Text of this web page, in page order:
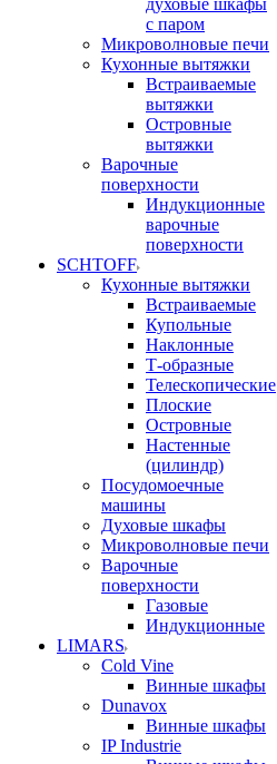
духовые шкафы
с паром
Микроволновые печи
Кухонные вытяжки
Встраиваемые
вытяжки
Островные
вытяжки
Варочные
поверхности
Индукционные
варочные
поверхности
SCHTOFF
Кухонные вытяжки
Встраиваемые
Купольные
Наклонные
Т-образные
Телескопические
Плоские
Островные
Настенные
(цилиндр)
Посудомоечные
машины
Духовые шкафы
Микроволновые печи
Варочные
поверхности
Газовые
Индукционные
LIMARS
Cold Vine
Винные шкафы
Dunavox
Винные шкафы
IP Industrie